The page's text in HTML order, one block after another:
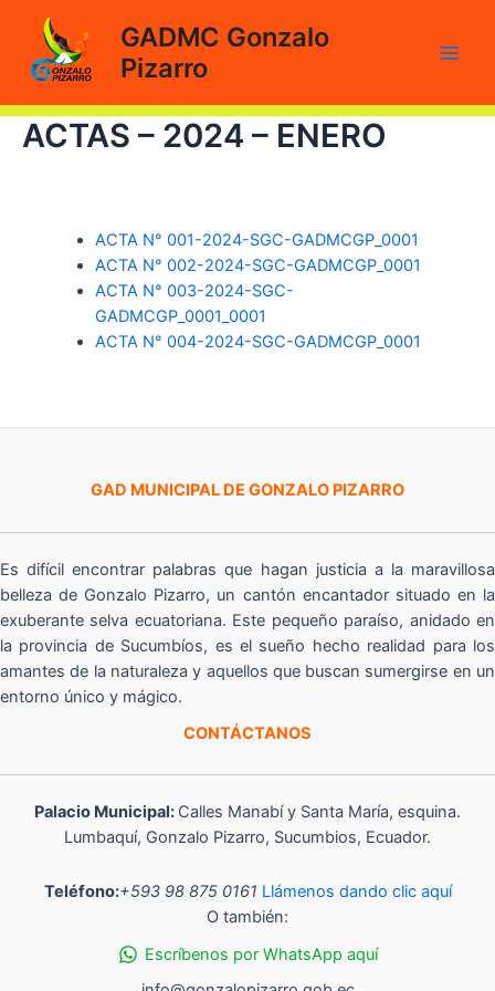
contenido
GADMC Gonzalo
Pizarro
ACTAS – 2024 – ENERO
ACTA N° 001-2024-SGC-GADMCGP_0001
ACTA N° 002-2024-SGC-GADMCGP_0001
ACTA N° 003-2024-SGC-
GADMCGP_0001_0001
ACTA N° 004-2024-SGC-GADMCGP_0001
GAD MUNICIPAL DE GONZALO PIZARRO
Es difícil encontrar palabras que hagan justicia a la maravillosa
belleza de Gonzalo Pizarro, un cantón encantador situado en la
exuberante selva ecuatoriana. Este pequeño paraíso, anidado en
la provincia de Sucumbíos, es el sueño hecho realidad para los
amantes de la naturaleza y aquellos que buscan sumergirse en un
entorno único y mágico.
CONTÁCTANOS
Palacio Municipal: Calles Manabí y Santa María, esquina.
Lumbaquí, Gonzalo Pizarro, Sucumbios, Ecuador.
Teléfono:+593 98 875 0161 Llámenos dando clic aquí
O también:
Escríbenos por WhatsApp aquí